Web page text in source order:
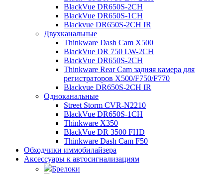
BlackVue DR650S-2CH
BlackVue DR650S-1CH
Blackvue DR650S-2CH IR
Двухканальные
Thinkware Dash Cam X500
BlackVue DR 750 LW-2CH
BlackVue DR650S-2CH
Thinkware Rear Cam задняя камера для
регистраторов X500/F750/F770
Blackvue DR650S-2CH IR
Одноканальные
Street Storm CVR-N2210
BlackVue DR650S-1CH
Thinkware X350
BlackVue DR 3500 FHD
Thinkware Dash Cam F50
Обходчики иммобилайзера
Аксессуары к автосигнализациям
Брелоки